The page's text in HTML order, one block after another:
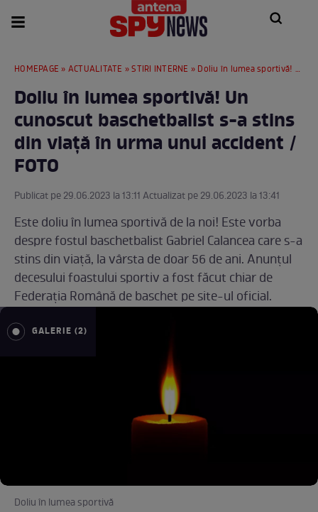
HOMEPAGE » ACTUALITATE »STIRI INTERNE » Doliu în lumea sportivă! Un cunoscut baschetbalist s-a stins din viață în urma unui accident / FOTO
Doliu în lumea sportivă! Un
cunoscut baschetbalist s-a stins
din viață în urma unui accident /
FOTO
Publicat pe 29.06.2023 la 13:11 Actualizat pe 29.06.2023 la 13:41
Este doliu în lumea sportivă de la noi! Este vorba
despre fostul baschetbalist Gabriel Calancea care s-a
stins din viaţă, la vârsta de doar 56 de ani. Anunțul
decesului foastului sportiv a fost făcut chiar de
Federaţia Română de baschet pe site-ul oficial.
GALERIE (2)
Doliu în lumea sportivă